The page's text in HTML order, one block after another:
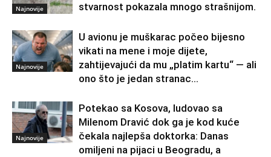
Najnovije
stvarnost pokazala mnogo strašnijom.
Najnovije
U avionu je muškarac počeo bijesno
vikati na mene i moje dijete,
zahtijevajući da mu „platim kartu“ — ali
ono što je jedan stranac...
Najnovije
Potekao sa Kosova, ludovao sa
Milenom Dravić dok ga je kod kuće
čekala najlepša doktorka: Danas
omiljeni na pijaci u Beogradu, a